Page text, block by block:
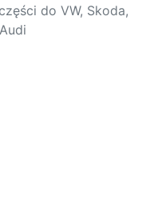
do VW, Skoda,